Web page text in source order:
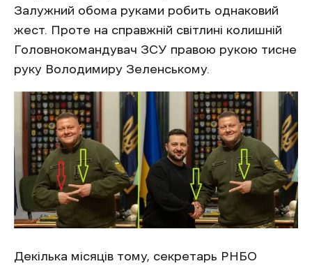
Залужний обома руками робить однаковий
жест. Проте на справжній світлині колишній
Головнокомандувач ЗСУ правою рукою тисне
руку Володимиру Зеленському.
Декілька місяців тому, секретарь РНБО